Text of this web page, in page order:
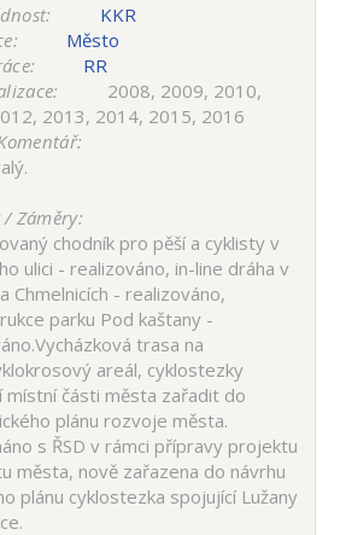
KKR
Město
RR
2008, 2009, 2010,
2013, 2014, 2015, 2016
Záměry:
chodník pro pěší a cyklisty v
ulici - realizováno, in-line dráha v
Chmelnicích - realizováno,
parku Pod kaštany -
trasa na
areál, cyklostezky
místní části města zařadit do
plánu rozvoje města.
s ŘSD v rámci přípravy projektu
města, nově zařazena do návrhu
plánu cyklostezka spojující Lužany